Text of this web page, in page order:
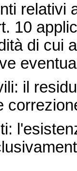
relativi
10
di cui
il